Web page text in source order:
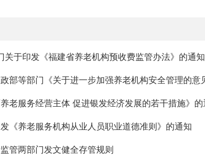
关于印发《福建省养老机构预收费监管办法》的通知
部等部门《关于进一步加强养老机构安全管理的意
老服务经营主体 促进银发经济发展的若干措施》的
《养老服务机构从业人员职业道德准则》的通知
管两部门发文健全存管规则